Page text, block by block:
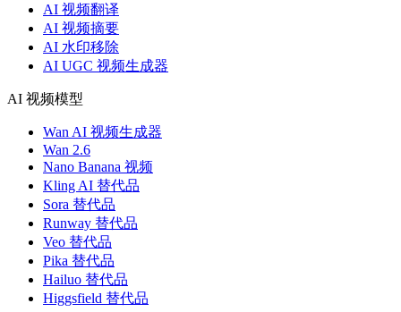
AI 视频翻译
AI 视频摘要
AI 水印移除
AI UGC 视频生成器
AI 视频模型
Wan AI 视频生成器
Wan 2.6
Nano Banana 视频
Kling AI 替代品
Sora 替代品
Runway 替代品
Veo 替代品
Pika 替代品
Hailuo 替代品
Higgsfield 替代品